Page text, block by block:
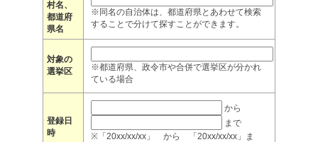
村名、
都道府
県名
※同名の自治体は、都道府県とあわせて検索
することで分けて探すことができます。
対象の
選挙区
※都道府県、政令市や合併で選挙区が分かれ
ている場合
登録日
時
から
まで
※「20xx/xx/xx」 から 「20xx/xx/xx」ま